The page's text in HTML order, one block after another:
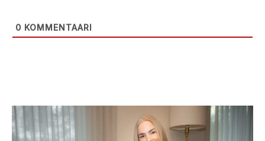
0 KOMMENTAARI